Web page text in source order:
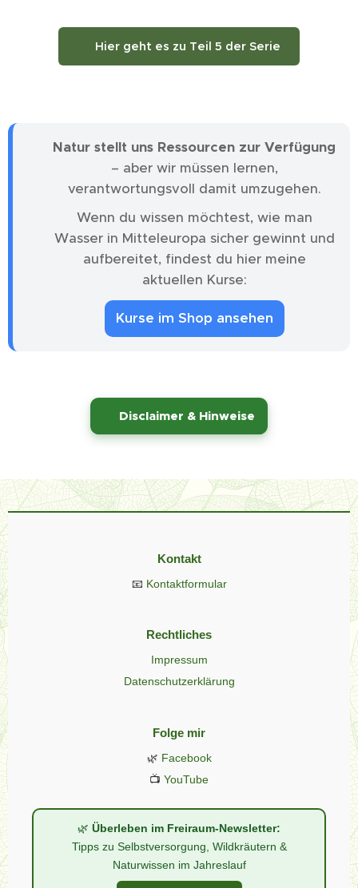
👉 Hier geht es zu Teil 5 der Serie
Natur stellt uns Ressourcen zur Verfügung
– aber wir müssen lernen,
verantwortungsvoll damit umzugehen.
Wenn du wissen möchtest, wie man
Wasser in Mitteleuropa sicher gewinnt und
aufbereitet, findest du hier meine
aktuellen Kurse:
Kurse im Shop ansehen
Disclaimer & Hinweise
Kontakt
📧 Kontaktformular
Rechtliches
Impressum
Datenschutzerklärung
Folge mir
🌿 Facebook
📺 YouTube
🌿 Überleben im Freiraum-Newsletter:
Tipps zu Selbstversorgung, Wildkräutern &
Naturwissen im Jahreslauf